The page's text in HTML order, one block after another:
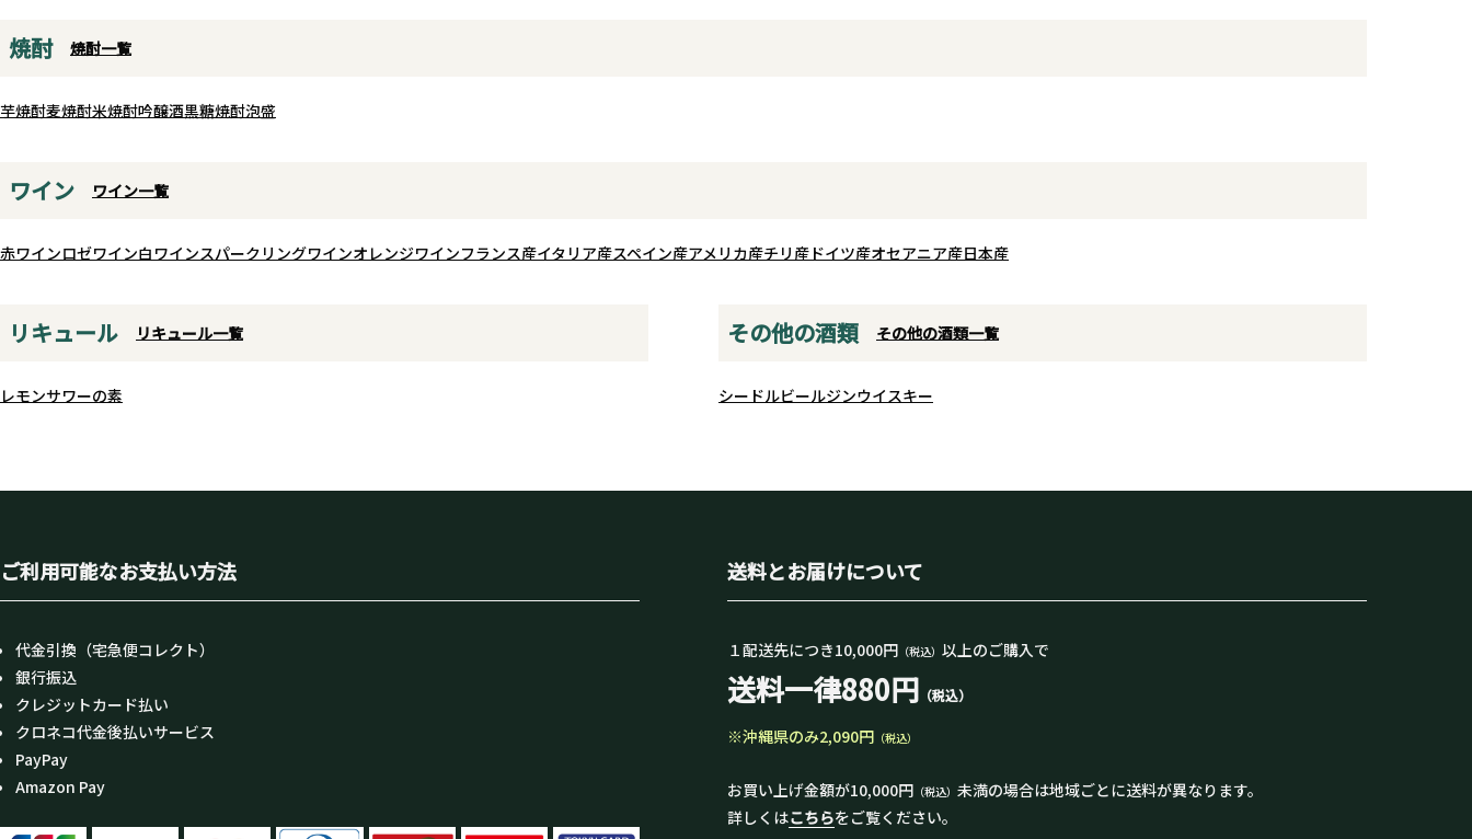
ください。一回のご注文とは、ご注
でを一回とさせて頂いております。
ラのようにカクテルで使える“世界基
ぜひグラスの中で体験してくださ
焼酎 焼酎一覧
芋焼酎麦焼酎米焼酎吟醸酒黒糖焼酎泡盛
ワイン ワイン一覧
赤ワインロゼワイン白ワインスパークリングワインオレンジワインフランス産イタリア産スペイン産アメリカ産チリ産 ドイツ産オセアニア産日本産
リキュール リキュール一覧
レモンサワーの素
その他の酒類 その他の酒類一覧
シードルビールジンウイスキー
ご利用可能なお支払い方法
代金引換（宅急便コレクト）
銀行振込
クレジットカード払い
クロネコ代金後払いサービス
PayPay
Amazon Pay
送料とお届けについて
１配送先につき10,000円 （税込） 以上のご購入で
送料一律880円 （税込）
※沖縄県のみ2,090円 （税込）
お買い上げ金額が10,000円 （税込） 未満の場合は地域ごとに送料が異なります。
詳しくはこちらをご覧ください。